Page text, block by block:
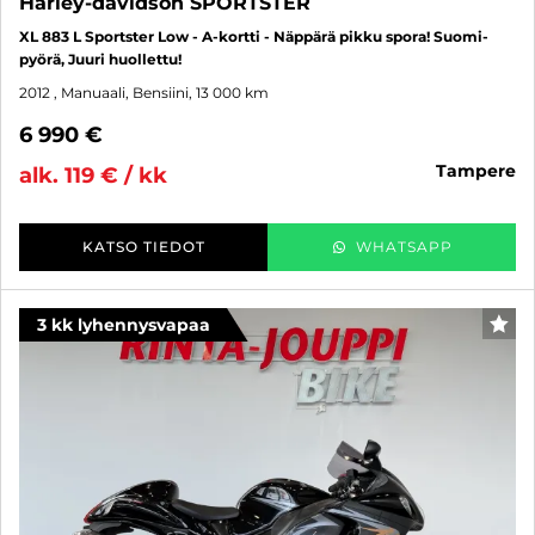
XL 883 L Sportster Low - A-kortti - Näppärä pikku spora! Suomi-
pyörä, Juuri huollettu!
2012 , Manuaali, Bensiini, 13 000 km
6 990 €
alk. 119 € / kk
tampere
KATSO TIEDOT WHATSAPP
3 kk lyhennysvapaa